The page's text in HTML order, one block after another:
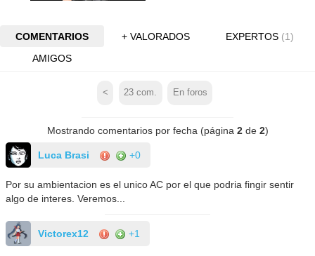
COMENTARIOS + VALORADOS EXPERTOS (1)
AMIGOS
< 23 com. En foros
Mostrando comentarios por fecha (página 2de 2)
Luca Brasi +0
Por su ambientacion es el unico AC por el que podria fingir sentir
algo de interes. Veremos...
Victorex12 +1